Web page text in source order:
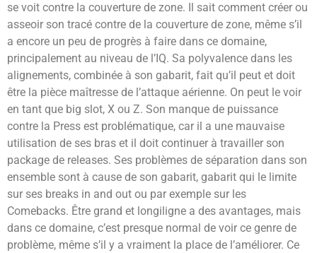
se voit contre la couverture de zone. Il sait comment créer ou
asseoir son tracé contre de la couverture de zone, même s’il
a encore un peu de progrès à faire dans ce domaine,
principalement au niveau de l’IQ. Sa polyvalence dans les
alignements, combinée à son gabarit, fait qu’il peut et doit
être la pièce maîtresse de l’attaque aérienne. On peut le voir
en tant que big slot, X ou Z. Son manque de puissance
contre la Press est problématique, car il a une mauvaise
utilisation de ses bras et il doit continuer à travailler son
package de releases. Ses problèmes de séparation dans son
ensemble sont à cause de son gabarit, gabarit qui le limite
sur ses breaks in and out ou par exemple sur les
Comebacks. Être grand et longiligne a des avantages, mais
dans ce domaine, c’est presque normal de voir ce genre de
problème, même s’il y a vraiment la place de l’améliorer. Ce